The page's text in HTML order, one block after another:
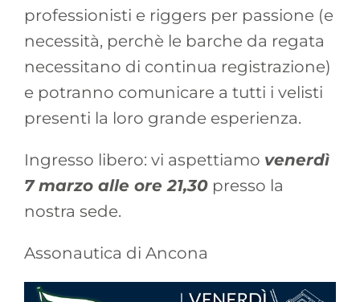
professionisti e riggers per passione (e
necessità, perchè le barche da regata
necessitano di continua registrazione)
e potranno comunicare a tutti i velisti
presenti la loro grande esperienza.
Ingresso libero: vi aspettiamo venerdì
7 marzo alle ore 21,30presso la
nostra sede.
Assonautica di Ancona